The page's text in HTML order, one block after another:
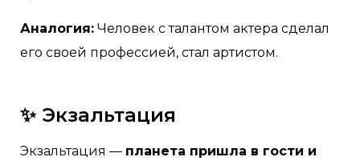
Аналогия: Человек с талантом актера сделал
его своей профессией, стал артистом.
✨ Экзальтация
Экзальтация — планета пришла в гости и